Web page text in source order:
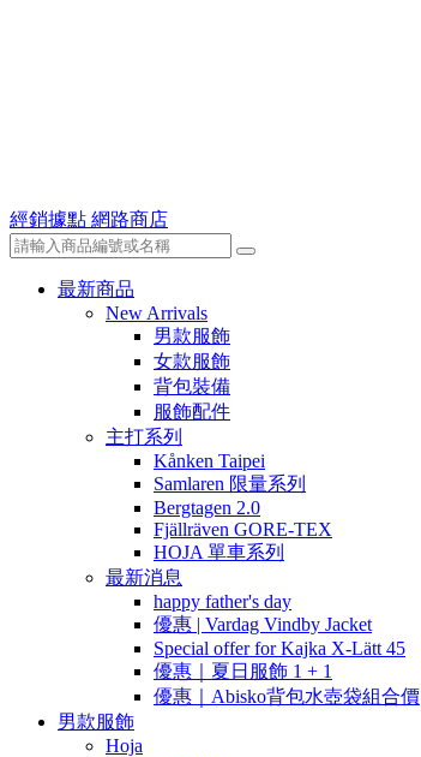
經銷據點 網路商店
最新商品
New Arrivals
男款服飾
女款服飾
背包裝備
服飾配件
主打系列
Kånken Taipei
Samlaren 限量系列
Bergtagen 2.0
Fjällräven GORE-TEX
HOJA 單車系列
最新消息
happy father's day
優惠 | Vardag Vindby Jacket
Special offer for Kajka X-Lätt 45
優惠｜夏日服飾 1 + 1
優惠｜Abisko背包水壺袋組合價
男款服飾
Hoja